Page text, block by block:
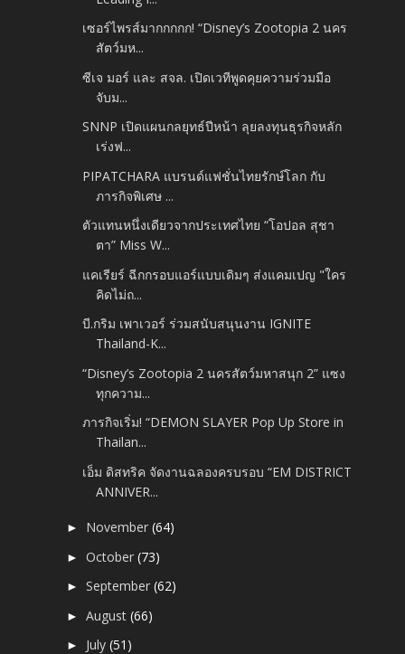
เซอร์ไพรส์มากกกกก! “Disney’s Zootopia 2 นคร
สัตว์มห...
ซีเจ มอร์ และ สจล. เปิดเวทีพูดคุยความร่วมมือ
จับม...
SNNP เปิดแผนกลยุทธ์ปีหน้า ลุยลงทุนธุรกิจหลัก
เร่งฟ...
PIPATCHARA แบรนด์แฟชั่นไทยรักษ์โลก กับ
ภารกิจพิเศษ ...
ตัวแทนหนึ่งเดียวจากประเทศไทย “โอปอล สุชา
ตา” Miss W...
แคเรียร์ ฉีกกรอบแอร์แบบเดิมๆ ส่งแคมเปญ "ใคร
คิดไม่ถ...
บี.กริม เพาเวอร์ ร่วมสนับสนุนงาน IGNITE
Thailand-K...
“Disney’s Zootopia 2 นครสัตว์มหาสนุก 2” แซง
ทุกความ...
ภารกิจเริ่ม! “DEMON SLAYER Pop Up Store in
Thailan...
เอ็ม ดิสทริค จัดงานฉลองครบรอบ “EM DISTRICT
ANNIVER...
► November(64)
►October(73)
►September(62)
►August(66)
► July(51)